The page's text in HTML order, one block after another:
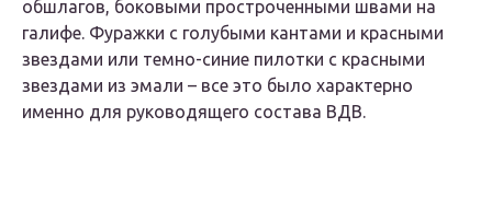
обшлагов, боковыми простроченными швами на
галифе. Фуражки с голубыми кантами и красными
звездами или темно-синие пилотки с красными
звездами из эмали – все это было характерно
именно для руководящего состава ВДВ.